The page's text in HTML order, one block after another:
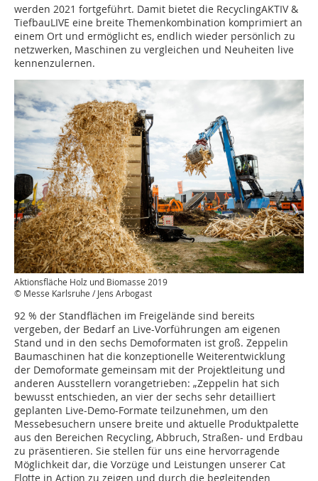
werden 2021 fortgeführt. Damit bietet die RecyclingAKTIV &
TiefbauLIVE eine breite Themenkombination komprimiert an
einem Ort und ermöglicht es, endlich wieder persönlich zu
netzwerken, Maschinen zu vergleichen und Neuheiten live
kennenzulernen.
Aktionsfläche Holz und Biomasse 2019
© Messe Karlsruhe / Jens Arbogast
92 % der Standflächen im Freigelände sind bereits
vergeben, der Bedarf an Live-Vorführungen am eigenen
Stand und in den sechs Demoformaten ist groß. Zeppelin
Baumaschinen hat die konzeptionelle Weiterentwicklung
der Demoformate gemeinsam mit der Projektleitung und
anderen Ausstellern vorangetrieben: „Zeppelin hat sich
bewusst entschieden, an vier der sechs sehr detailliert
geplanten Live-Demo-Formate teilzunehmen, um den
Messebesuchern unsere breite und aktuelle Produktpalette
aus den Bereichen Recycling, Abbruch, Straßen- und Erdbau
zu präsentieren. Sie stellen für uns eine hervorragende
Möglichkeit dar, die Vorzüge und Leistungen unserer Cat
Flotte in Action zu zeigen und durch die begleitenden